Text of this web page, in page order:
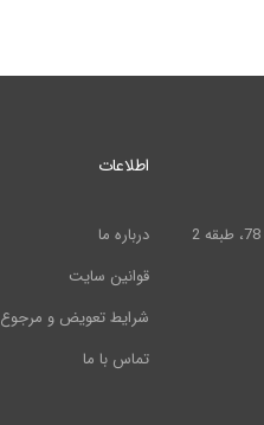
اطلاعات
درباره ما
قوانین سایت
شرایط تعویض و مرجوع
تماس با ما